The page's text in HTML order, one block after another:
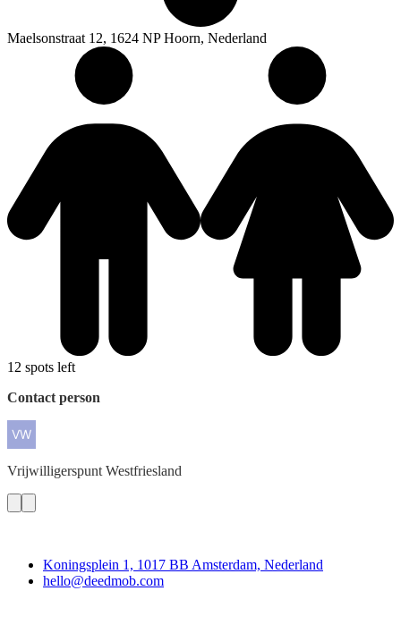
Maelsonstraat 12, 1624 NP Hoorn, Nederland
12 spots left
Contact person
Vrijwilligerspunt Westfriesland
Koningsplein 1, 1017 BB Amsterdam, Nederland
hello@deedmob.com